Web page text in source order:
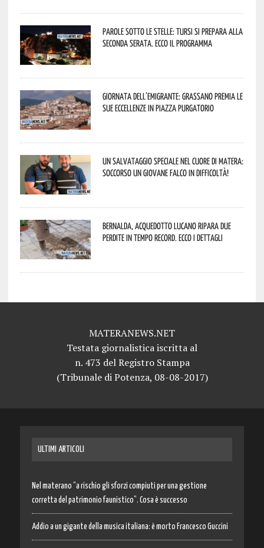
Parole sotto le stelle: Tursi si prepara alla
seconda serata. Ecco il programma
Giornata dell’Emigrante: Grassano premia le
sue eccellenze in Piazza Purgatorio
Un salvataggio speciale nel cuore di Matera:
soccorso un giovane falco in difficoltà!
Bernalda, Acquedotto Lucano ripara due
perdite in tempo record. Ecco i dettagli
MATERANEWS.NET
Testata giornalistica iscritta al
n. 473 del Registro Stampa
(Tribunale di Potenza, 08-08-2017)
ULTIMI ARTICOLI
Nel materano “a rischio gli sforzi compiuti per una gestione
corretta del patrimonio faunistico”. Cosa è successo
Addio a un gigante della musica italiana: è morto Francesco Guccini